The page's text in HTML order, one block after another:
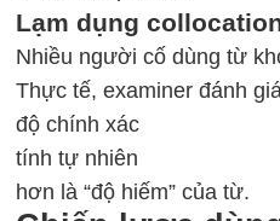
Lạm dụng
Nhiều người cố dùng từ
Thực tế, examiner đánh
độ chính xác
tính tự nhiên
hơn là “độ hiếm” của từ.